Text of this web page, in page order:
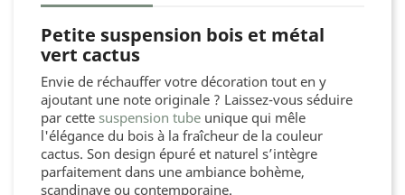
Petite suspension bois et métal
vert cactus
Envie de réchauffer votre décoration tout en y
ajoutant une note originale ? Laissez-vous séduire
par cette suspension tube unique qui mêle
l'élégance du bois à la fraîcheur de la couleur
cactus. Son design épuré et naturel s’intègre
parfaitement dans une ambiance bohème,
scandinave ou contemporaine.